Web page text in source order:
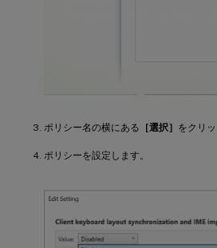
ポリシー名の横にある ［選択］ をクリッ
ポリシーを設定します。